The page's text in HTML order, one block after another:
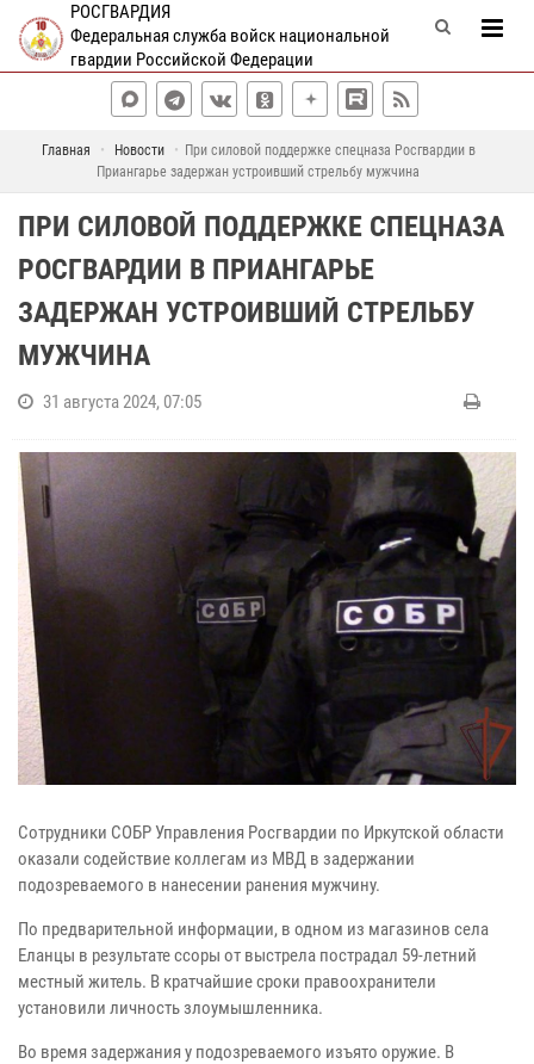
РОСГВАРДИЯ
Федеральная служба войск национальной
гвардии Российской Федерации
Главная Новости
При силовой поддержке спецназа Росгвардии в
Приангарье задержан устроивший стрельбу мужчина
ПРИ СИЛОВОЙ ПОДДЕРЖКЕ СПЕЦНАЗА
РОСГВАРДИИ В ПРИАНГАРЬЕ
ЗАДЕРЖАН УСТРОИВШИЙ СТРЕЛЬБУ
МУЖЧИНА
31 августа 2024, 07:05
Сотрудники СОБР Управления Росгвардии по Иркутской области
оказали содействие коллегам из МВД в задержании
подозреваемого в нанесении ранения мужчину.
По предварительной информации, в одном из магазинов села
Еланцы в результате ссоры от выстрела пострадал 59-летний
местный житель. В кратчайшие сроки правоохранители
установили личность злоумышленника.
Во время задержания у подозреваемого изъято оружие. В